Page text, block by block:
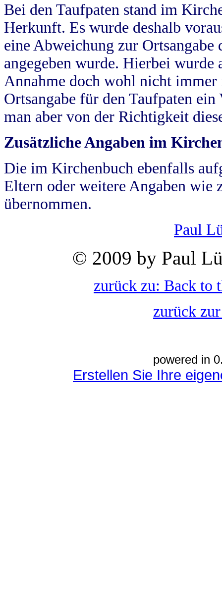
Bei den Taufpaten stand im
Herkunft. Es wurde deshalb
eine Abweichung zur
angegeben wurde. Hierbei wurde
Annahme doch wohl nicht
Ortsangabe für den Taufpaten
man aber von der Richtigkeit
Zusätzliche Angaben im
Die im Kirchenbuch ebenfalls
Eltern oder weitere Angaben wie
übernommen.
Paul
© 2009 by Paul
zurück zu: Back to
zurück
powered in
Erstellen Sie Ihre